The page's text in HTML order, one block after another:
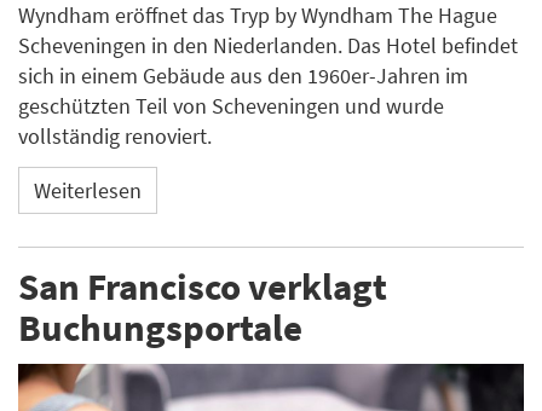
Wyndham eröffnet das Tryp by Wyndham The Hague
Scheveningen in den Niederlanden. Das Hotel befindet
sich in einem Gebäude aus den 1960er-Jahren im
geschützten Teil von Scheveningen und wurde
vollständig renoviert.
Weiterlesen
San Francisco verklagt
Buchungsportale